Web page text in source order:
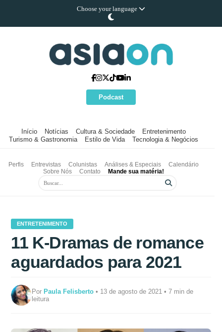
Choose your language
Podcast
Início Notícias Cultura & Sociedade
Entretenimento
Turismo & Gastronomia
Estilo de Vida Tecnologia & Negócios
Perfis Entrevistas Colunistas Análises & Especiais
Calendário
Sobre Nós
Contato Mande sua matéria!
ENTRETENIMENTO
11 K-Dramas de romance
aguardados para 2021
Por Paula Felisberto • 13 de agosto de 2021 • 7 min de
leitura